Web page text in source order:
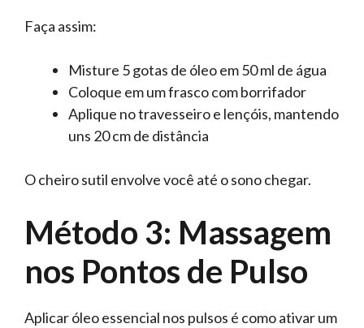
Faça assim:
Misture 5 gotas de óleo em 50 ml de água
Coloque em um frasco com borrifador
Aplique no travesseiro e lençóis, mantendo
uns 20 cm de distância
O cheiro sutil envolve você até o sono chegar.
Método 3: Massagem
nos Pontos de Pulso
Aplicar óleo essencial nos pulsos é como ativar um